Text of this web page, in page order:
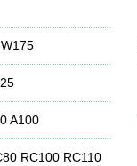
A100
RC100 RC110